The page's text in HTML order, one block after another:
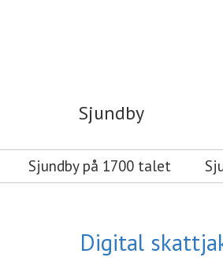
Sjundby
Sjundby på 1700 talet
Digital